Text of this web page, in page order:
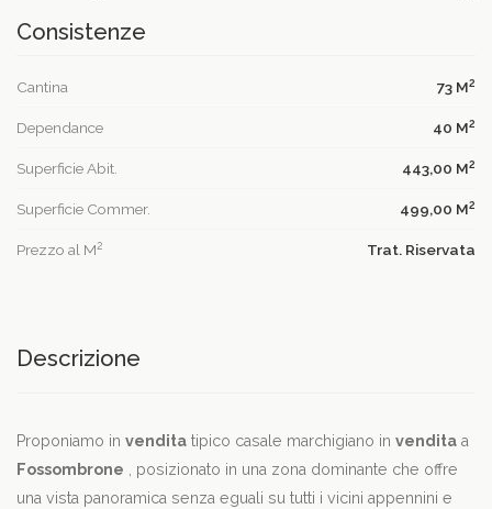
Consistenze
Cantina 73 M2
Dependance 40 M2
Superficie Abit. 443,00 M2
Superficie Commer. 499,00 M2
Prezzo al M2 Trat. Riservata
Descrizione
Proponiamo in vendita tipico casale marchigiano in vendita a
Fossombrone , posizionato in una zona dominante che offre
una vista panoramica senza eguali su tutti i vicini appennini e